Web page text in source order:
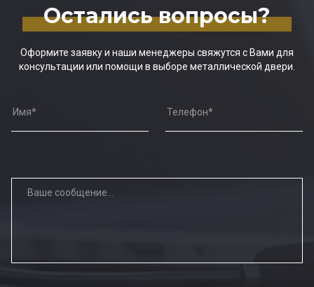
Остались вопросы?
Оформите заявку и наши менеджеры свяжутся с Вами для
консультации или помощи в выборе металлической двери.